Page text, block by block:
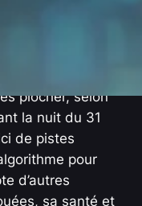
piocher, selon
la nuit du 31
de pistes
pour
d’autres
sa santé et